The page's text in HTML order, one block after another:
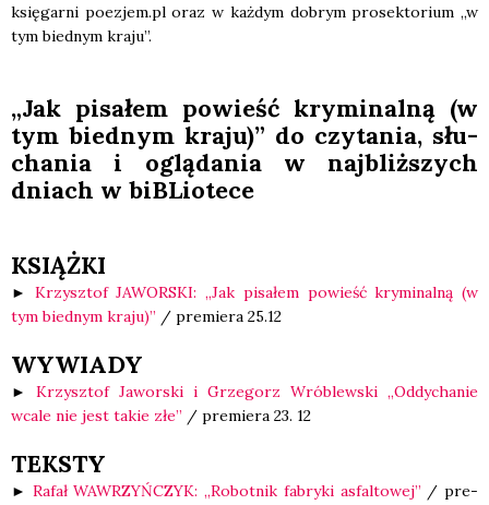
księ­gar­ni poezjem.pl oraz w każ­dym dobrym pro­sek­to­rium „w
tym bied­nym kra­ju”.
„Jak pisa­łem powieść kry­mi­nal­ną (w
tym bied­nym kra­ju)” do czy­ta­nia, słu­
cha­nia i oglą­da­nia w naj­bliż­szych
dniach w biBLio­te­ce
KSIĄŻKI
► Krzysz­tof JAWORSKI: „Jak pisa­łem powieść kry­mi­nal­ną (w
tym bied­nym kra­ju)” / pre­mie­ra 25.12
WYWIADY
► Krzysz­tof Jawor­ski i Grze­gorz Wró­blew­ski „Oddy­cha­nie
wca­le nie jest takie złe” / pre­mie­ra 23. 12
TEKSTY
► Rafał WAWRZYŃCZYK: „Robot­nik fabry­ki asfal­to­wej” / pre­